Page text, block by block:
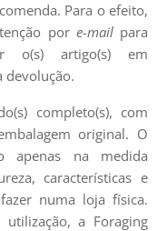
Para o efeito,
por e-mailpara
o(s) artigo(s) em
devolução.
completo(s), com
original. O
apenas na medida
características e
numa loja física.
a Foraging